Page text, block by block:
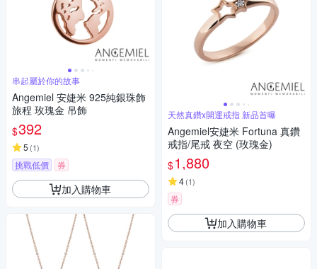
串起屬於你的故事
Angemiel 安婕米 925純銀珠飾
旅程 玫瑰金 吊飾
$392
5 (1)
挑戰低價 券
加入購物車
天然真鑽x開運戒指 新品首曝
Angemiel安婕米 Fortuna 真鑽
戒指/尾戒 夜空 (玫瑰金)
$1,880
4(1)
券
加入購物車